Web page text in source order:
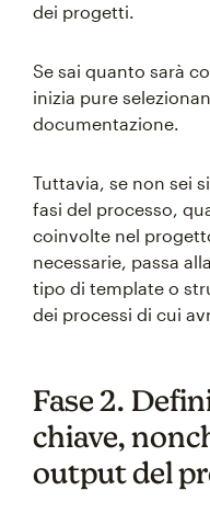
dei progetti.
Se sai quanto sarà
inizia pure
documentazione.
Tuttavia, se non sei
fasi del processo,
coinvolte nel
necessarie, passa
tipo di template o
dei processi di cui
Fase 2.
chiave,
output del